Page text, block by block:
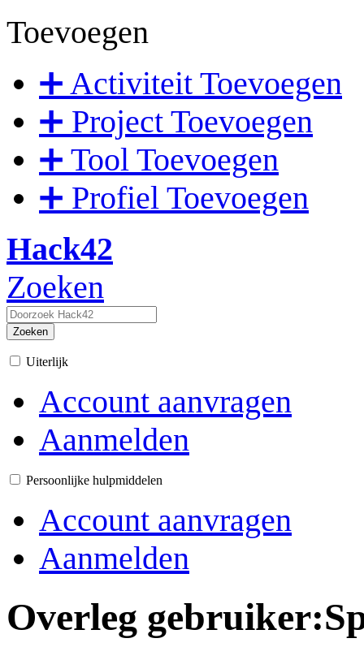
Toevoegen
➕ Activiteit Toevoegen
➕ Project Toevoegen
➕ Tool Toevoegen
➕ Profiel Toevoegen
Hack42
Zoeken
Zoeken
Uiterlijk
Account aanvragen
Aanmelden
Persoonlijke hulpmiddelen
Account aanvragen
Aanmelden
Overleg gebruiker: